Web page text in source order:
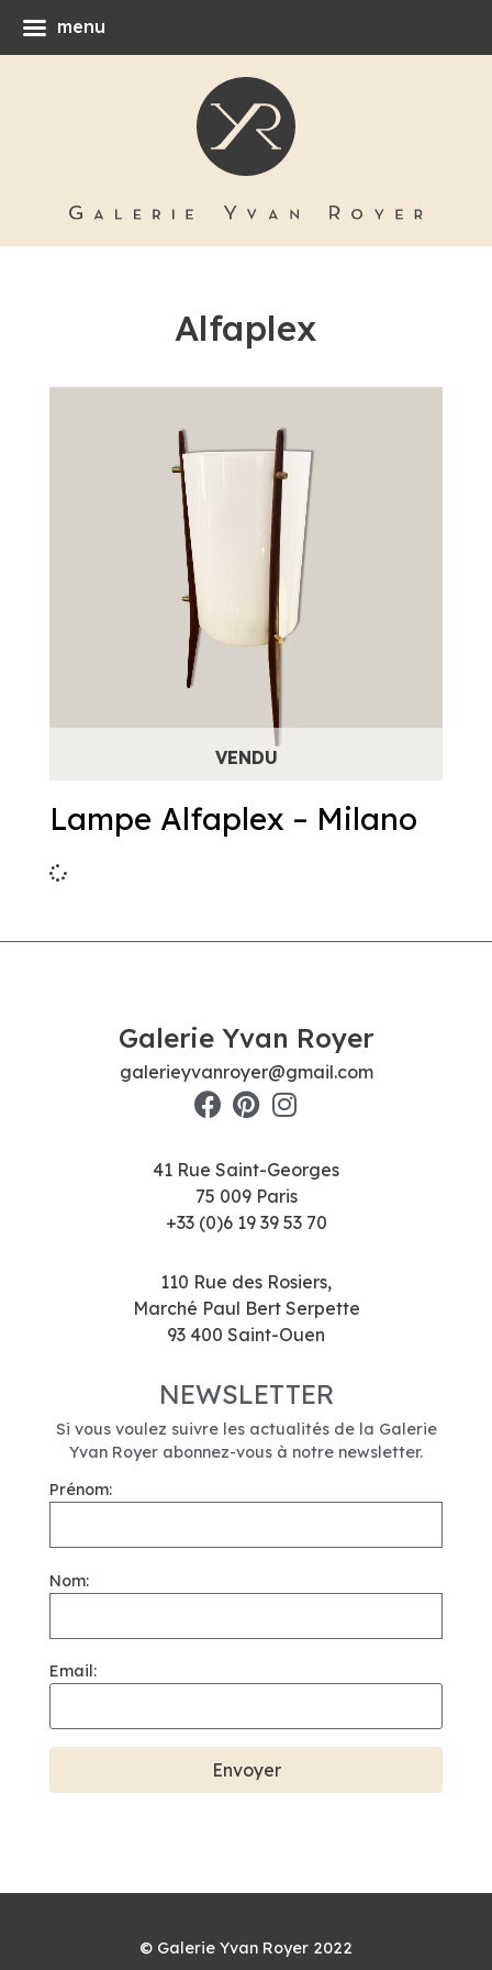
Alfaplex
Lampe Alfaplex – Milano
Galerie Yvan Royer
galerieyvanroyer@gmail.com
41 Rue Saint-Georges
75 009 Paris
+33 (0)6 19 39 53 70
110 Rue des Rosiers,
Marché Paul Bert Serpette
93 400 Saint-Ouen
NEWSLETTER
Si vous voulez suivre les actualités de la Galerie
Yvan Royer abonnez-vous à notre newsletter.
Prénom:
Nom:
Email:
© Galerie Yvan Royer 2022
menu